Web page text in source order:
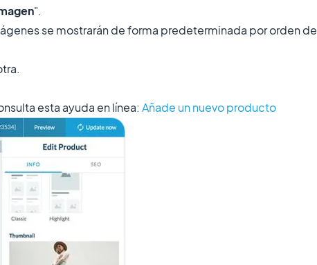
".
se mostrarán de forma predeterminada por orden de
esta ayuda en línea: Añade un nuevo producto